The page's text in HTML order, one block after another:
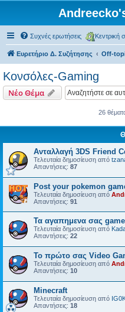
Συχνές ερωτήσεις Κεντρική
Ευρετήριο Δ. Συζήτησης Off-
Kονσόλες-Gaming
Νέο Θέμα
26
Ανταλλαγή 3DS Friend
Τελευταία δημοσίευση από
Απαντήσεις: 87
Post your pokemon
Τελευταία δημοσίευση από
Απαντήσεις: 91
Τα αγαπημενα σας
Τελευταία δημοσίευση από
Απαντήσεις: 22
Το πρώτο σας Video
Τελευταία δημοσίευση από
Απαντήσεις: 10
Minecraft
Τελευταία δημοσίευση από
Απαντήσεις: 18